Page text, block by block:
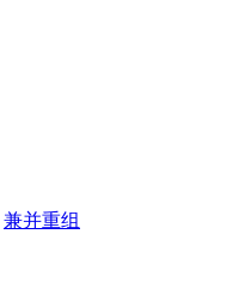
兼并重组